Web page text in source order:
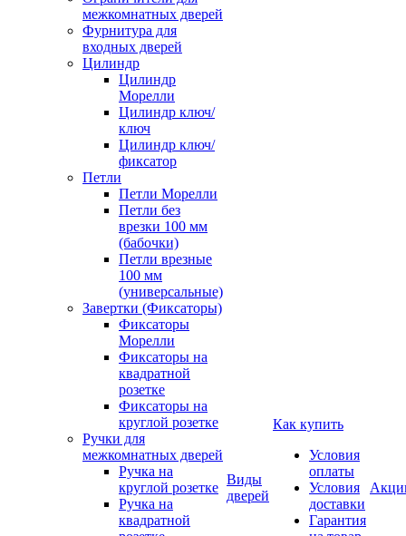
межкомнатных дверей
Фурнитура для
входных дверей
Цилиндр
Цилиндр
Морелли
Цилиндр ключ/
ключ
Цилиндр ключ/
фиксатор
Петли
Петли Морелли
Петли без
врезки 100 мм
(бабочки)
Петли врезные
100 мм
(универсальные)
Завертки (Фиксаторы)
Фиксаторы
Морелли
Фиксаторы на
квадратной
розетке
Фиксаторы на
круглой розетке
Ручки для
межкомнатных дверей
Ручка на
круглой розетке
Ручка на
квадратной
Виды
дверей
Как купить
Условия
оплаты
Условия
доставки
Гарантия